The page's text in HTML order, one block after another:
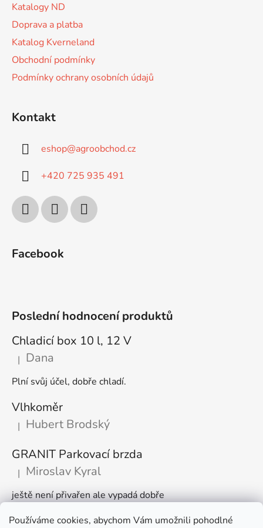
Používáme cookies, abychom Vám umožnili pohodlné
Katalogy ND
Doprava a platba
Katalog Kverneland
Obchodní podmínky
Podmínky ochrany osobních údajů
Kontakt
eshop@agroobchod.cz
+420 725 935 491
Facebook
Poslední hodnocení produktů
Chladicí box 10 l, 12 V
Hodnocení produktu je 5 z 5 hvězdiček.
| Dana
Plní svůj účel, dobře chladí.
Vlhkoměr
Hodnocení produktu je 5 z 5 hvězdiček.
| Hubert Brodský
GRANIT Parkovací brzda
Hodnocení produktu je 5 z 5 hvězdiček.
| Miroslav Kyral
ještě není přivařen ale vypadá dobře